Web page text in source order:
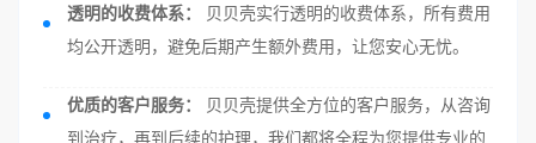
透明的收费体系：
贝贝壳实行透明的收费体系，所有费用
均公开透明，避免后期产生额外费用，让您安心无忧。
优质的客户服务：
贝贝壳提供全方位的客户服务，从咨询
到治疗，再到后续的护理，我们都将全程为您提供专业的